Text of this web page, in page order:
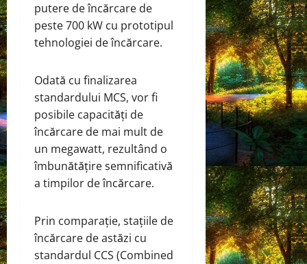
putere de încărcare de
peste 700 kW cu prototipul
tehnologiei de încărcare.
Odată cu finalizarea
standardului MCS, vor fi
posibile capacități de
încărcare de mai mult de
un megawatt, rezultând o
îmbunătățire semnificativă
a timpilor de încărcare.
Prin comparație, stațiile de
încărcare de astăzi cu
standardul CCS (Combined